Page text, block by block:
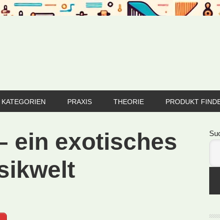
KATEGORIEN PRAXIS THEORIE PRODUKT
ein exotisches